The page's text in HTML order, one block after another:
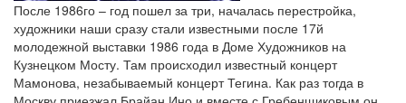
После 1986го – год пошел за три, началась перестройка,
художники наши сразу стали известными после 17й
молодежной выставки 1986 года в Доме Художников на
Кузнецком Мосту. Там происходил известный концерт
Мамонова, незабываемый концерт Тегина. Как раз тогда в